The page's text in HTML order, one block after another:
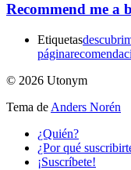
Recommend me a
Etiquetas
página
© 2026 Utonym
Tema de Anders Norén
¿Quién?
¿Por qué
¡Suscríbete!